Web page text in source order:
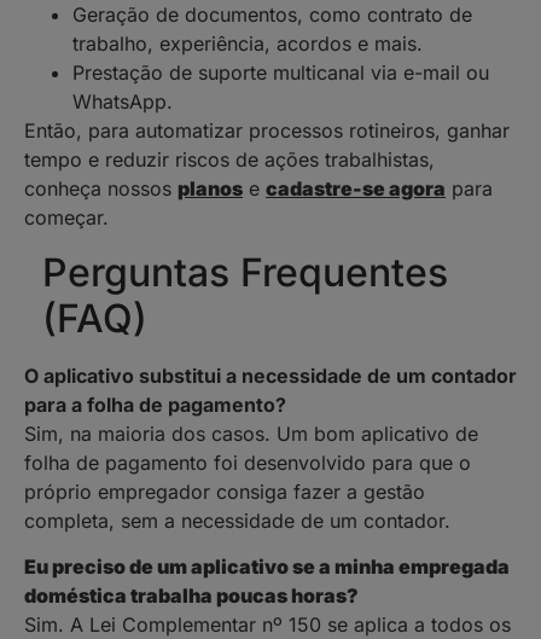
Geração de documentos, como contrato de
trabalho, experiência, acordos e mais.
Prestação de suporte multicanal via e-mail ou
WhatsApp.
Então, para automatizar processos rotineiros, ganhar
tempo e reduzir riscos de ações trabalhistas,
conheça nossos planos e cadastre-se agora para
começar.
Perguntas Frequentes
(FAQ)
O aplicativo substitui a necessidade de um contador
para a folha de pagamento?
Sim, na maioria dos casos. Um bom aplicativo de
folha de pagamento foi desenvolvido para que o
próprio empregador consiga fazer a gestão
completa, sem a necessidade de um contador.
Eu preciso de um aplicativo se a minha empregada
doméstica trabalha poucas horas?
Sim. A Lei Complementar nº 150 se aplica a todos os